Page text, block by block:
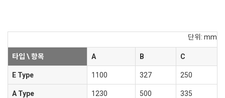
단위: mm
타입 \ 항목 A B C
E Type 1100 327 250
A Type 1230 500 335